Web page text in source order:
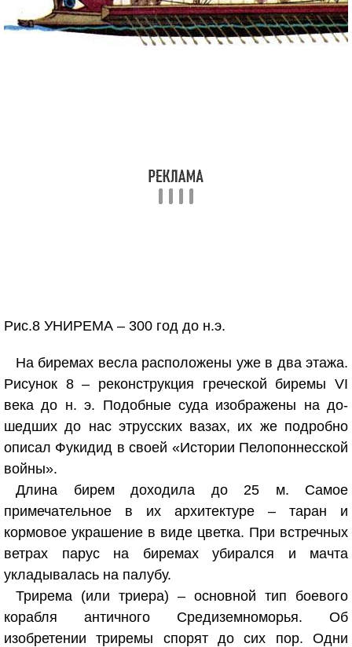
Рис.8 УНИРЕМА – 300 год до н.э.
На биремах весла расположены уже в два этажа.
Рисунок 8 – реконструкция греческой биремы VI
века до н. э. Подобные суда изображены на до-
шедших до нас этрусских вазах, их же подробно
описал Фукидид в своей «Истории Пелопоннесской
войны».
Длина бирем доходила до 25 м. Самое
примечательное в их архитектуре – таран и
кормовое украшение в виде цветка. При встречных
ветрах парус на биремах убирался и мачта
укладывалась на палубу.
Трирема (или триера) – основной тип боевого
корабля античного Средиземноморья. Об
изобретении триремы спорят до сих пор. Одни